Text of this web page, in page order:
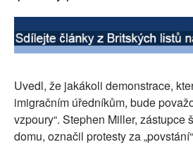
Uvedl, že jakákoli demonstrace,
imigračním úředníkům, bude
vzpoury“. Stephen Miller, zástupce
domu, označil protesty za